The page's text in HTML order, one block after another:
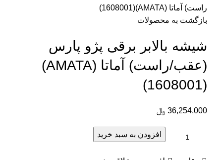
راست) آماتا (AMATA)(1608001)
بازگشت به محصولات
شیشه بالابر برقی پژو پارس
(عقب/راست) آماتا (AMATA)
(1608001)
36,254,000 ﷼
افزودن به سبد خرید